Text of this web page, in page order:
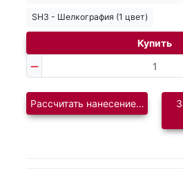
SH3 - Шелкография (1 цвет)
Купить
Рассчитать нанесение логотипа